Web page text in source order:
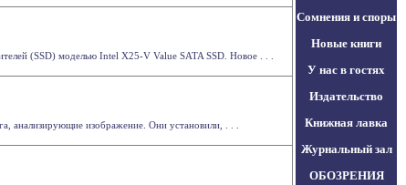
(SSD) моделью Intel X25-V Value SATA SSD. Новое . . .
анализирующие изображение. Они установили, . . .
Сомнения и споры
Новые книги
У нас в гостях
Издательство
Книжная лавка
Журнальный зал
ОБОЗРЕНИЯ